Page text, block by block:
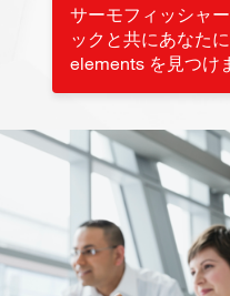
サーモフィッシャ
ックと共にあなた
elements を見つけ